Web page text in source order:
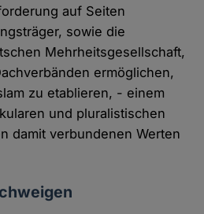
auf Seiten
sowie die
Mehrheitsgesellschaft,
ermöglichen,
zu etablieren, - einem
und pluralistischen
damit verbundenen Werten